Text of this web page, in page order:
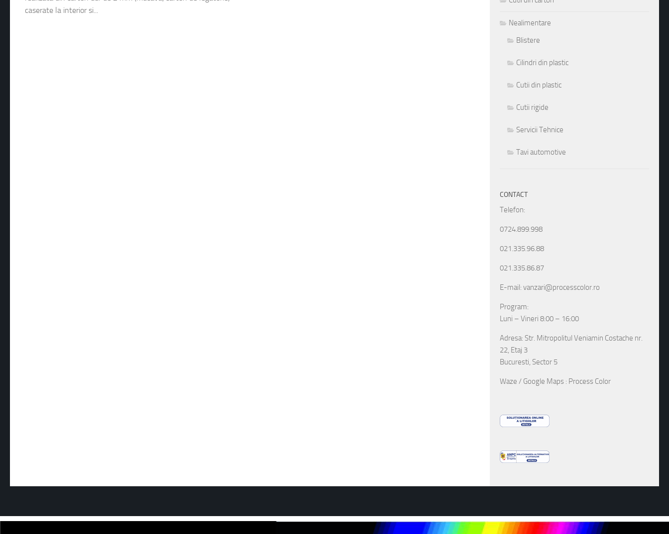
caserate la interior si...
Nealimentare
Blistere
Cilindri din plastic
Cutii din plastic
Cutii rigide
Servicii Tehnice
Tavi automotive
CONTACT
Telefon:
0724.899.998
021.335.96.88
021.335.86.87
E-mail: vanzari@processcolor.ro
Program:
Luni – Vineri 8:00 – 16:00
Adresa: Str. Mitropolitul Veniamin Costache nr.
22, Etaj 3
Bucuresti, Sector 5
Waze / Google Maps : Process Color